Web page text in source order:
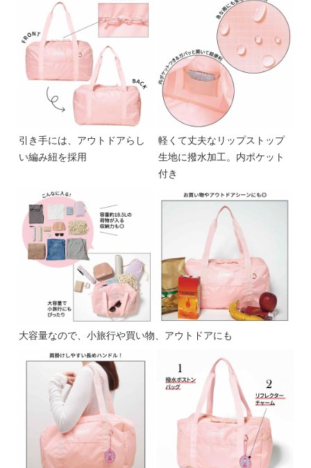
引き手には、アウトドアらし
い編み紐を採用
軽くて丈夫なリップストップ
生地に撥水加工。内ポケット
付き
大容量なので、小旅行や買い物、アウトドアにも